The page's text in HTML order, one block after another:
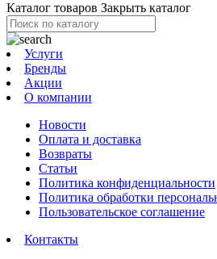
Каталог товаров Закрыть каталог
Услуги
Бренды
Акции
О компании
Новости
Оплата и доставка
Возвраты
Статьи
Политика конфиденциальности
Политика обработки
Пользовательское соглашение
Контакты